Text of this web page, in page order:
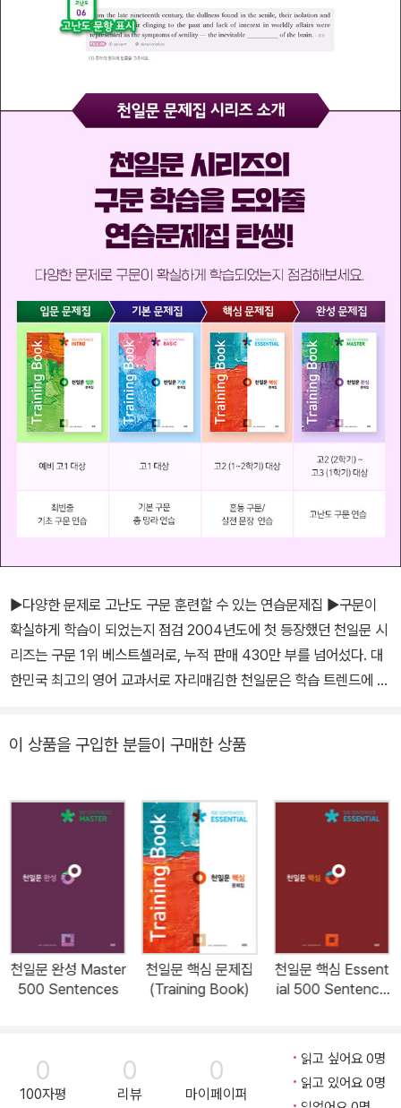
▶다양한 문제로 고난도 구문 훈련할 수 있는 연습문제집 ▶구문이
확실하게 학습이 되었는지 점검 2004년도에 첫 등장했던 천일문 시
리즈는 구문 1위 베스트셀러로, 누적 판매 430만 부를 넘어섰다. 대
한민국 최고의 영어 교과서로 자리매김한 천일문은 학습 트렌드에 맞
석을 할 수 있도록 했다. <천일문 완성 문제집(Training Book)>은
있어 더 다양한 고난도 문장을 접할 수 있으며, 구문이 확실하게 학습
이 되었는지를 점검해볼 수 있다. 문장 핵심 확인 문제들(TOPIC/S
UMMARY/FILL-IN), 어법, 해석, 문장 전환 등 다양한 유형으로 구
성되어 있다. 긴 문장이나 2개 이상의 구문이 섞인 문장도 정확하게
해석할 수 있는 능력을 기를 수 있다. 수능의 모든 고난도 구문을 정복
하고 싶다면 트레이닝북으로 복습해보길 바란다!
이 상품을 구입한 분들이 구매한 상품
천일문 완성 Master
500 Sentences
천일문 핵심 문제집
(Training Book)
천일문 핵심 Essent
ial 500 Sentence
0
100자평
0
리뷰
0
마이페이퍼
읽고 싶어요 0명
읽고 있어요 0명